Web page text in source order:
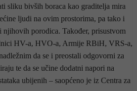
sliku bivših boraca kao graditelja mira
ljudi na ovim prostorima, pa tako i
njihovih porodica. Također, prisustvom
HV-a, HVO-a, Armije RBiH, VRS-a,
da se i preostali odgovorni za
te da se učine dodatni napori na
ubijenih – saopćeno je iz Centra za